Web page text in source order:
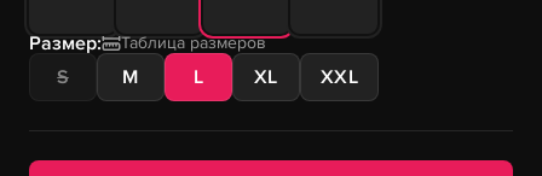
Размер: Таблица размеров
S M L XL XXL